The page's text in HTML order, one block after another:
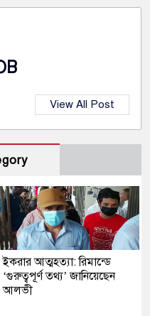
View All Post
ইকরার আত্মহত্যা: রিমান্ডে
‘গুরুত্বপূর্ণ তথ্য’ জানিয়েছেন
আলভী